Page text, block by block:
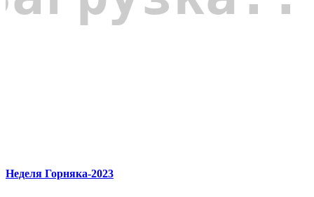
Неделя Горняка-2023